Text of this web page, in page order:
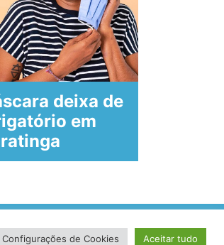
deixa de
em
Configurações de Cookies Aceitar tudo